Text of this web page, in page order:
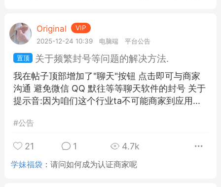
Original
VIP
2025-12-24 10:39
电脑端 平台公告
关于频繁封号等问题的解决方法.
我在帖子顶部增加了"聊天"按钮 点击即可与商家
沟通 避免微信 QQ 默往等等聊天软件的封号 关于
提示音:因为咱们这个行业ta不可能商家到应用...
#公告
21 1 4.7k
学妹福袋 ：请问如何成为认证商家呢